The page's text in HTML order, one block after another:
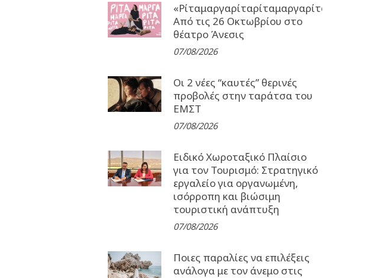
Από τις 26 Οκτωβρίου στο
θέατρο Άνεσις
07/08/2026
Οι 2 νέες “καυτές” θερινές
προβολές στην ταράτσα του
ΕΜΣΤ
07/08/2026
Ειδικό Χωροταξικό Πλαίσιο
για τον Τουρισμό: Στρατηγικό
εργαλείο για οργανωμένη,
ισόρροπη και βιώσιμη
τουριστική ανάπτυξη
07/08/2026
Ποιες παραλίες να επιλέξεις
ανάλογα με τον άνεμο στις